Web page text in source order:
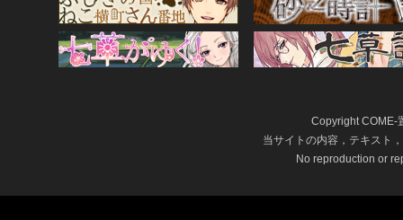
Copyright COME-
当サイトの内容，テキスト
No reproduction or